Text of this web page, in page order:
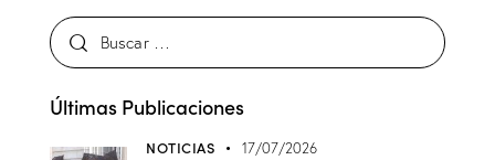
Últimas Publicaciones
NOTICIAS 17/07/2026